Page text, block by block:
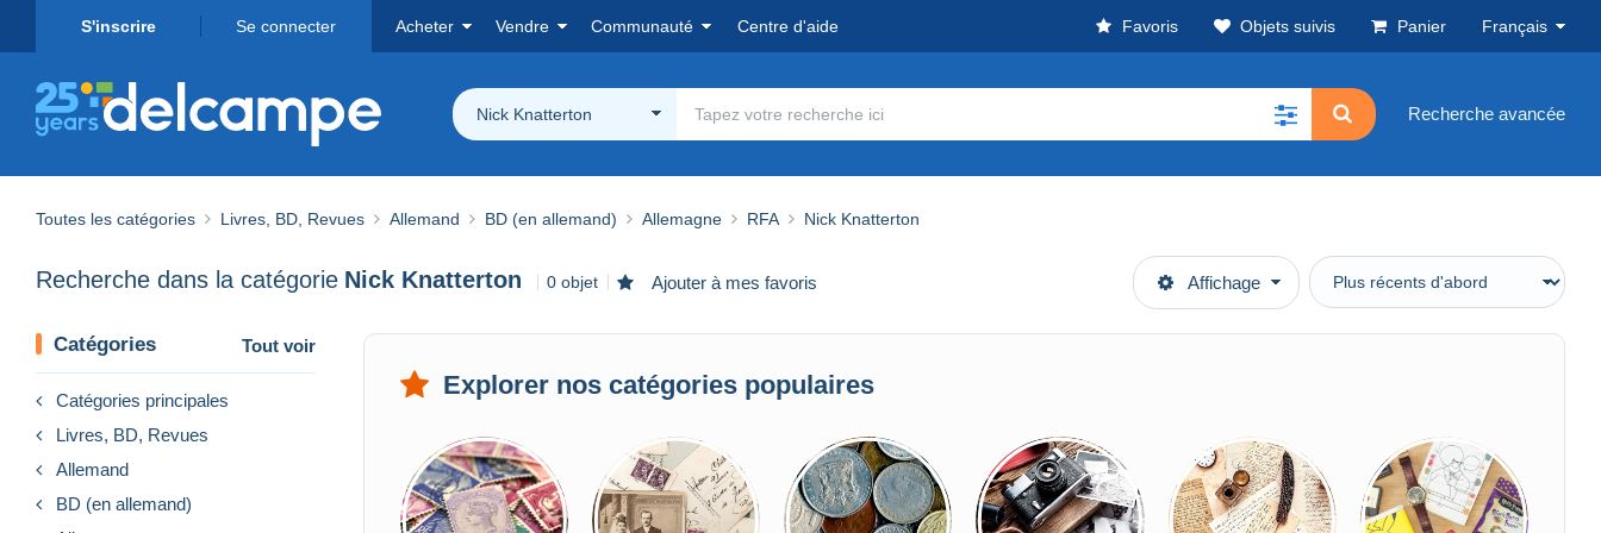
S'inscrire Se connecter Acheter Vendre Communauté Centre d'aide Favoris Objets suivis Panier Français
Nick Knatterton Recherche avancée
Toutes les catégories Livres, BD, Revues Allemand BD (en allemand) Allemagne RFA Nick Knatterton
Recherche dans la catégorie Nick Knatterton 0 objet Ajouter à mes favoris Affichage
Catégories Tout voir
Catégories principales
Livres, BD, Revues
Allemand
BD (en allemand)
Explorer nos catégories populaires